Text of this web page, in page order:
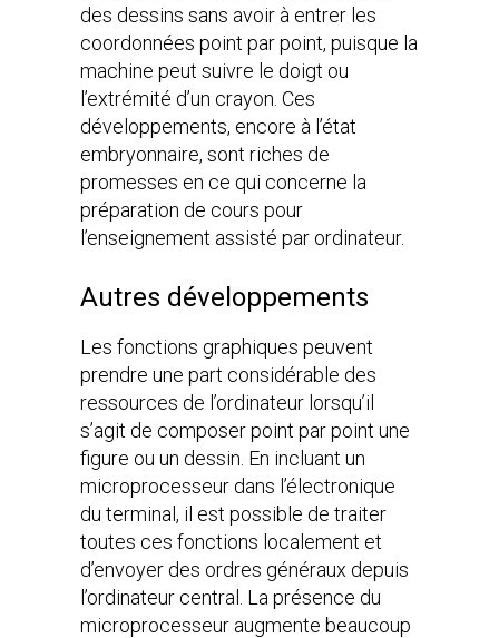
des dessins sans avoir à entrer les
coordonnées point par point, puisque la
machine peut suivre le doigt ou
l’extrémité d’un crayon. Ces
développements, encore à l’état
embryonnaire, sont riches de
promesses en ce qui concerne la
préparation de cours pour
l’enseignement assisté par ordinateur.
Autres développements
Les fonctions graphiques peuvent
prendre une part considérable des
ressources de l’ordinateur lorsqu’il
s’agit de composer point par point une
figure ou un dessin. En incluant un
microprocesseur dans l’électronique
du terminal, il est possible de traiter
toutes ces fonctions localement et
d’envoyer des ordres généraux depuis
l’ordinateur central. La présence du
microprocesseur augmente beaucoup